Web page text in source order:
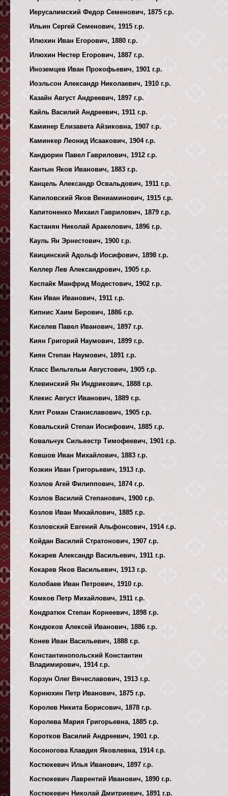
Иерусалимский Федор Семенович, 1875 г.р.
Ильин Сергей Семенович, 1915 г.р.
Илюхин Иван Егорович, 1880 г.р.
Илюхин Нестер Егорович, 1887 г.р.
Иноземцев Иван Прокофьевич, 1901 г.р.
Иоэльсон Александр Николаевич, 1910 г.р.
Казайн Август Андреевич, 1897 г.р.
Кайль Василий Андреевич, 1911 г.р.
Каминер Елизавета Айзиковна, 1907 г.р.
Каминкер Леонид Исаакович, 1904 г.р.
Кандюрин Павел Гаврилович, 1912 г.р.
Кантын Яков Иванович, 1883 г.р.
Канцель Александр Освальдович, 1911 г.р.
Капиловский Яков Вениаминович, 1915 г.р.
Капитоненко Михаил Гаврилович, 1879 г.р.
Кастанян Николай Аракелович, 1896 г.р.
Кауль Ян Эрнестович, 1900 г.р.
Квицинский Адольф Иосифович, 1898 г.р.
Келлер Лев Александрович, 1905 г.р.
Кеспайк Манфрид Модестович, 1902 г.р.
Кин Иван Иванович, 1911 г.р.
Кипнис Хаим Берович, 1886 г.р.
Киселев Павел Иванович, 1897 г.р.
Киян Григорий Наумович, 1899 г.р.
Киян Степан Наумович, 1891 г.р.
Класс Вильгельм Августович, 1905 г.р.
Клевинский Ян Индрикович, 1888 г.р.
Клекис Август Иванович, 1889 г.р.
Клят Роман Станиславович, 1905 г.р.
Ковальский Степан Иосифович, 1885 г.р.
Ковальчук Сильвестр Тимофеевич, 1901 г.р.
Ковшов Иван Михайлович, 1883 г.р.
Козкин Иван Григорьевич, 1913 г.р.
Козлов Агей Филиппович, 1874 г.р.
Козлов Василий Степанович, 1900 г.р.
Козлов Иван Михайлович, 1885 г.р.
Козловский Евгений Альфонсович, 1914 г.р.
Койдан Василий Стратонович, 1907 г.р.
Кокарев Александр Васильевич, 1911 г.р.
Кокарев Яков Васильевич, 1913 г.р.
Колобаев Иван Петрович, 1910 г.р.
Комков Петр Михайлович, 1911 г.р.
Кондратюк Степан Корнеевич, 1898 г.р.
Кондюков Алексей Иванович, 1886 г.р.
Конев Иван Васильевич, 1888 г.р.
Константинопольский Константин
Владимирович, 1914 г.р.
Корзун Олег Вячеславович, 1913 г.р.
Корнюхин Петр Иванович, 1875 г.р.
Королев Никита Борисович, 1878 г.р.
Королева Мария Григорьевна, 1885 г.р.
Коротков Василий Андреевич, 1901 г.р.
Косоногова Клавдия Яковлевна, 1914 г.р.
Костюкевич Илья Иванович, 1897 г.р.
Костюкевич Лаврентий Иванович, 1890 г.р.
Костюкевич Николай Дмитриевич, 1891 г.р.